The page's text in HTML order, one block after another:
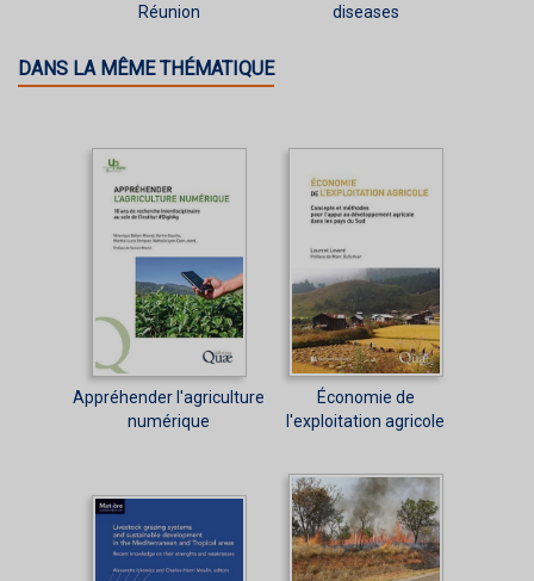
Réunion
diseases
DANS LA MÊME THÉMATIQUE
Appréhender l'agriculture
numérique
Économie de
l'exploitation agricole